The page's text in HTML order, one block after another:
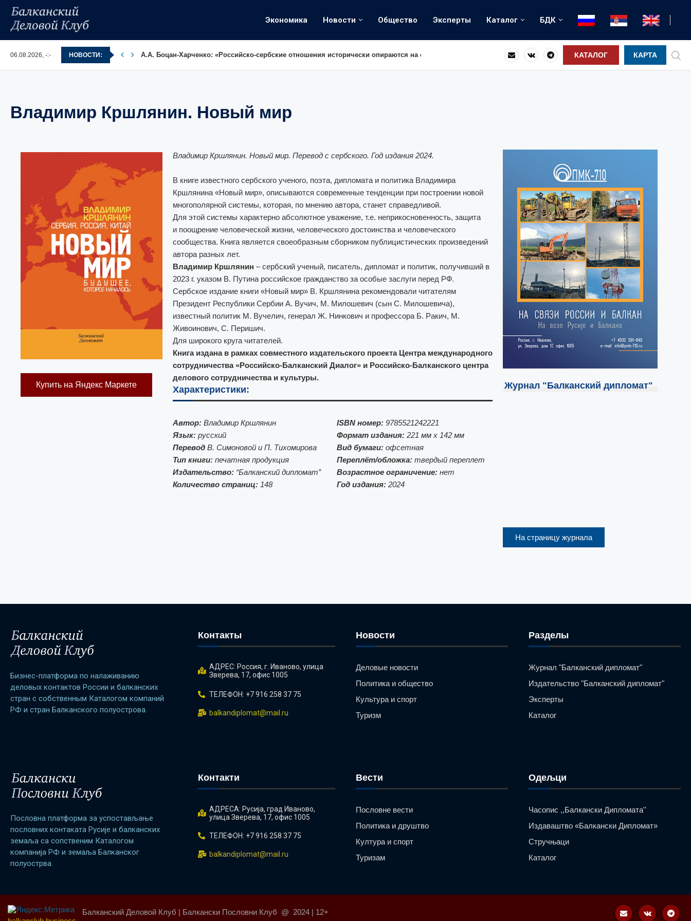
Экономика Новости Общество Эксперты Каталог БДК
06.08.2026, -:- НОВОСТИ: А.А. Боцан-Харченко: «Российско-сербские отношения исторически опираются на очень прочный фундамент – культурную и... КАТАЛОГ КАРТА
Владимир Кршлянин. Новый мир
Купить на Яндекс Маркете
Владимир Кршлянин. Новый мир. Перевод с сербского.Год издания2024.
В книге известного сербского ученого, поэта, дипломата и политика Владимира
Кршлянина «Новый мир», описываются современные тенденции при построении новой
многополярной системы, которая, по мнению автора, станет справедливой.
Для этой системы характерно абсолютное уважение, т.е. неприкосновенность, защита
и поощрение человеческой жизни, человеческого достоинства и человеческого
сообщества. Книга является своеобразным сборником публицистических произведений
автора разных лет.
Владимир Кршлянин – сербский ученый, писатель, дипломат и политик, получивший в
2023 г. указом В. Путина российское гражданство за особые заслуги перед РФ.
Сербское издание книги «Новый мир» В. Кршлянина рекомендовали читателям
Президент Республики Сербии А. Вучич, М. Милошевич (сын С. Милошевича),
известный политик М. Вучелич, генерал Ж. Нинкович и профессора Б. Ракич, М.
Живоинович, С. Перишич.
Для широкого круга читателей.
Книга издана в рамках совместного издательского проекта Центра международного
сотрудничества «Российско-Балканский Диалог» и Российско-Балканского центра
делового сотрудничества и культуры.
Характеристики:
Автор: Владимир Кршлянин
Язык: русский
Перевод В. Симоновой и П. Тихомирова
Тип книги: печатная продукция
Издательство: “Балканский дипломат”
Количество страниц: 148
ISBN номер:9785521242221
Формат издания:221 мм х 142 мм
Вид бумаги:офсетная
Переплёт/обложка:твердый переплет
Возрастное ограничение:нет
Год издания:2024
На страницу журнала
Журнал "Балканский дипломат"
Бизнес-платформа по налаживанию
деловых контактов России и балканских
стран с собственным Каталогом компаний
РФ и стран Балканского полуострова.
Контакты
АДРЕС: Россия, г. Иваново, улица
Зверева, 17, офис 1005
ТЕЛЕФОН: +7 916 258 37 75
balkandiplomat@mail.ru
Новости
Деловые новости
Политика и общество
Культура и спорт
Туризм
Разделы
Журнал "Балканский дипломат"
Издательство "Балканский дипломат"
Эксперты
Каталог
Пословна платформа за успостављање
пословних контаката Русије и балканских
земаља са сопственим Каталогом
компанија РФ и земаља Балканског
полуострва.
Контакти
АДРЕСА: Русиjа, град Иваново,
улица Зверева, 17, офис 1005
ТЕЛЕФОН: +7 916 258 37 75
balkandiplomat@mail.ru
Вести
Пословне вести
Политика и друштво
Култура и спорт
Туризам
Одељци
Часопис ,,Балкански Дипломата''
Издаваштво «Балкански Дипломат»
Стручњаци
Каталог
Балканский Деловой Клуб | Балкански Пословни Клуб @ 2024 | 12+